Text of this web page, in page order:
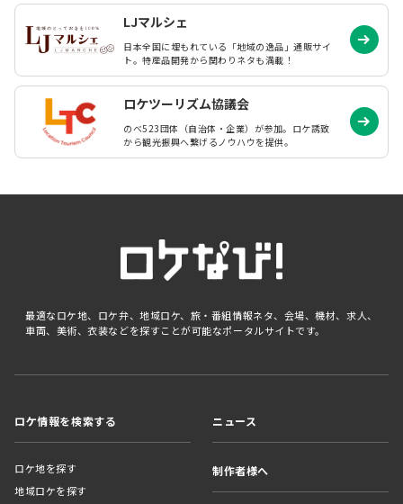
LJマルシェ
日本全国に埋もれている「地域の逸品」通販サイ
ト。特産品開発から関わりネタも満載！
ロケツーリズム協議会
のべ523団体（自治体・企業）が参加。ロケ誘致
から観光振興へ繋げるノウハウを提供。
最適なロケ地、ロケ弁、地域ロケ、旅・番組情報ネタ、会場、機材、求人、
車両、美術、衣装などを探すことが可能なポータルサイトです。
ロケ情報を検索する
ロケ地を探す
地域ロケを探す
ニュース
制作者様へ